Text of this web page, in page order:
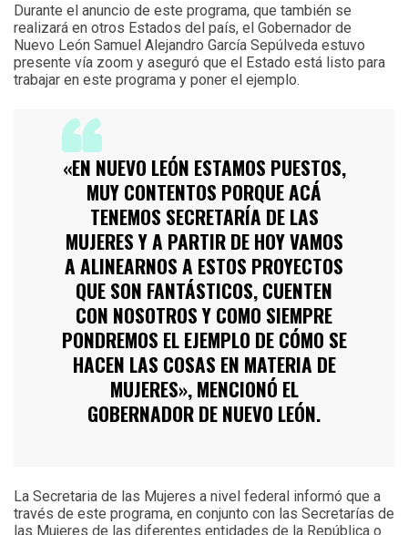
Durante el anuncio de este programa, que también se
realizará en otros Estados del país, el Gobernador de
Nuevo León Samuel Alejandro García Sepúlveda estuvo
presente vía zoom y aseguró que el Estado está listo para
trabajar en este programa y poner el ejemplo.
«EN NUEVO LEÓN ESTAMOS PUESTOS,
MUY CONTENTOS PORQUE ACÁ
TENEMOS SECRETARÍA DE LAS
MUJERES Y A PARTIR DE HOY VAMOS
A ALINEARNOS A ESTOS PROYECTOS
QUE SON FANTÁSTICOS, CUENTEN
CON NOSOTROS Y COMO SIEMPRE
PONDREMOS EL EJEMPLO DE CÓMO SE
HACEN LAS COSAS EN MATERIA DE
MUJERES», MENCIONÓ EL
GOBERNADOR DE NUEVO LEÓN.
La Secretaria de las Mujeres a nivel federal informó que a
través de este programa, en conjunto con las Secretarías de
las Mujeres de las diferentes entidades de la República o